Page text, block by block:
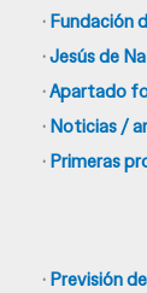
· Fundación
·Jesús de
·Apartado
· Noticias /
· Primeras
· Previsión